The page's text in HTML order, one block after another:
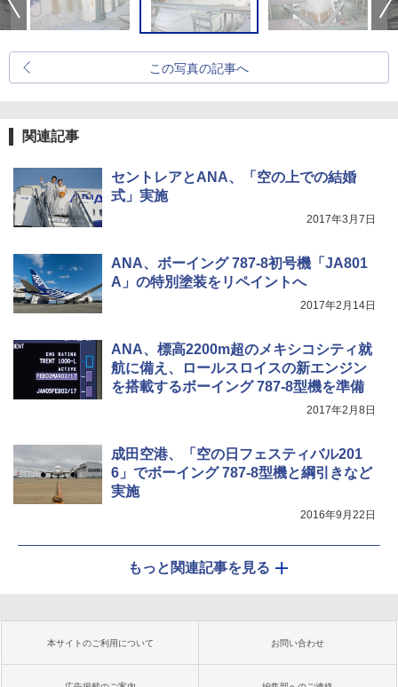
この写真の記事へ
関連記事
セントレアとANA、「空の上での結婚
式」実施
2017年3月7日
ANA、ボーイング 787-8初号機「JA801
A」の特別塗装をリペイントへ
2017年2月14日
ANA、標高2200m超のメキシコシティ就
航に備え、ロールスロイスの新エンジン
を搭載するボーイング 787-8型機を準備
2017年2月8日
成田空港、「空の日フェスティバル201
6」でボーイング 787-8型機と綱引きなど
実施
2016年9月22日
もっと関連記事を見る
本サイトのご利用について お問い合わせ